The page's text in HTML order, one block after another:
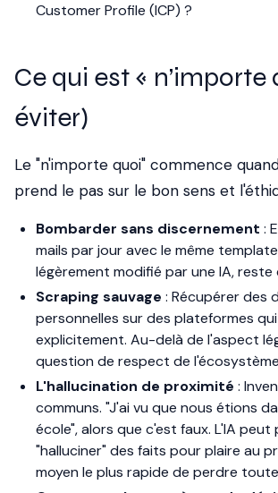
Customer Profile (ICP) ?
Ce qui est « n’importe
éviter)
Le "n'importe quoi" commence
prend le pas sur le bon sens et
Bombarder sans discernement :
mails par jour avec le même
légèrement modifié par une IA, reste
Scraping sauvage : Récupérer des
personnelles sur des plateformes
explicitement. Au-delà de l'aspect
question de respect de
L'hallucination de proximité :
communs. "J'ai vu que nous étions
école", alors que c'est faux. L'IA peut
"halluciner" des faits pour plaire au
moyen le plus rapide de perdre